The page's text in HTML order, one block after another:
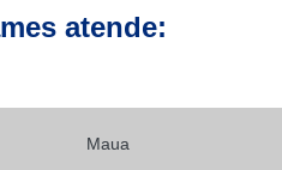
atende:
Maua